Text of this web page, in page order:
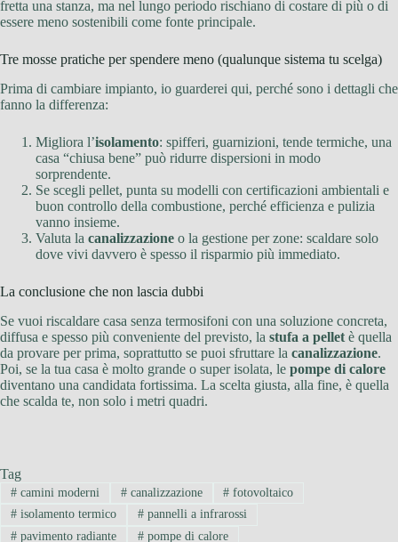
fretta una stanza, ma nel lungo periodo rischiano di costare di più o di
essere meno sostenibili come fonte principale.
Tre mosse pratiche per spendere meno (qualunque sistema tu scelga)
Prima di cambiare impianto, io guarderei qui, perché sono i dettagli che
fanno la differenza:
Migliora l’isolamento: spifferi, guarnizioni, tende termiche, una
casa “chiusa bene” può ridurre dispersioni in modo
sorprendente.
Se scegli pellet, punta su modelli con certificazioni ambientali e
buon controllo della combustione, perché efficienza e pulizia
vanno insieme.
Valuta la canalizzazione o la gestione per zone: scaldare solo
dove vivi davvero è spesso il risparmio più immediato.
La conclusione che non lascia dubbi
Se vuoi riscaldare casa senza termosifoni con una soluzione concreta,
diffusa e spesso più conveniente del previsto, la stufa a pellet è quella
da provare per prima, soprattutto se puoi sfruttare la canalizzazione.
Poi, se la tua casa è molto grande o super isolata, le pompe di calore
diventano una candidata fortissima. La scelta giusta, alla fine, è quella
che scalda te, non solo i metri quadri.
Tag
#camini moderni #canalizzazione # fotovoltaico
#isolamento termico #pannelli a infrarossi
#pavimento radiante #pompe di calore